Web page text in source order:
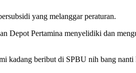
yang melanggar peraturan.
Depot Pertamina menyelidiki dan
kadang beribut di SPBU nih bang nanti